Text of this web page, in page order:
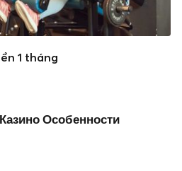
1 tháng
Особенности